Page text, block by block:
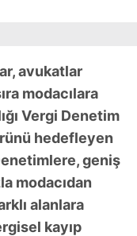
avukatlar
modacılara
Vergi Denetim
hedefleyen
geniş
modacıdan
alanlara
kayıp